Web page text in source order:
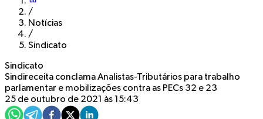
/
Notícias
/
Sindicato
Sindicato
Sindireceita conclama Analistas-Tributários para trabalho
parlamentar e mobilizações contra as PECs 32 e 23
25 de outubro de 2021 às 15:43